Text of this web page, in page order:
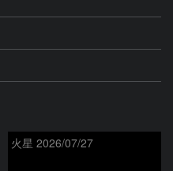
火星 2026/07/27